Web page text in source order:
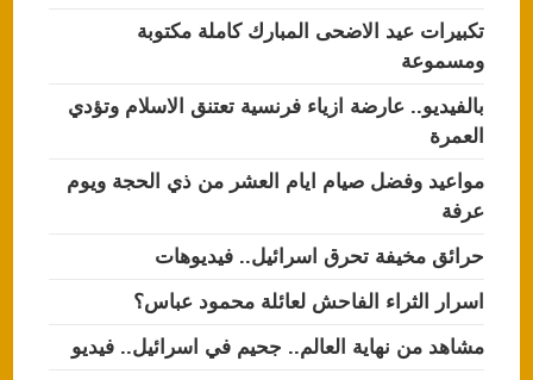
تكبيرات عيد الاضحى المبارك كاملة مكتوبة
ومسموعة
بالفيديو.. عارضة ازياء فرنسية تعتنق الاسلام وتؤدي
العمرة
مواعيد وفضل صيام ايام العشر من ذي الحجة ويوم
عرفة
حرائق مخيفة تحرق اسرائيل.. فيديوهات
اسرار الثراء الفاحش لعائلة محمود عباس؟
مشاهد من نهاية العالم.. جحيم في اسرائيل.. فيديو